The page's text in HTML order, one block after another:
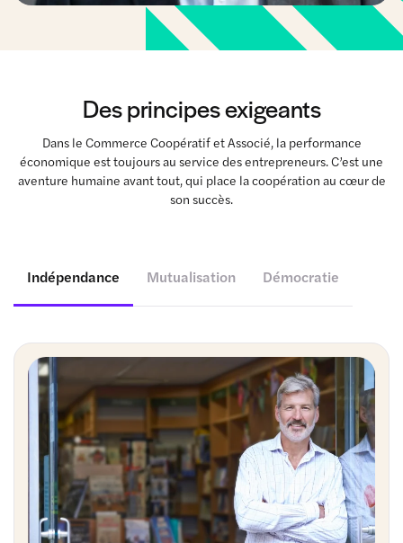
Des principes exigeants
Dans le Commerce Coopératif et Associé, la performance
économique est toujours au service des entrepreneurs. C’est une
aventure humaine avant tout, qui place la coopération au cœur de
son succès.
Indépendance Mutualisation Démocratie